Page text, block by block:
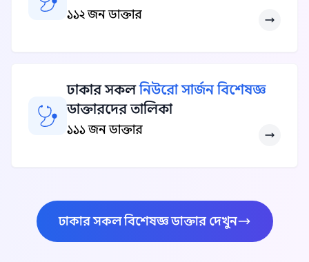
১১২ জন ডাক্তার
ঢাকার সকলনিউরো সার্জন বিশেষজ্ঞ
ডাক্তারদের তালিকা
১১১ জন ডাক্তার
ঢাকার সকল বিশেষজ্ঞ ডাক্তার দেখুন